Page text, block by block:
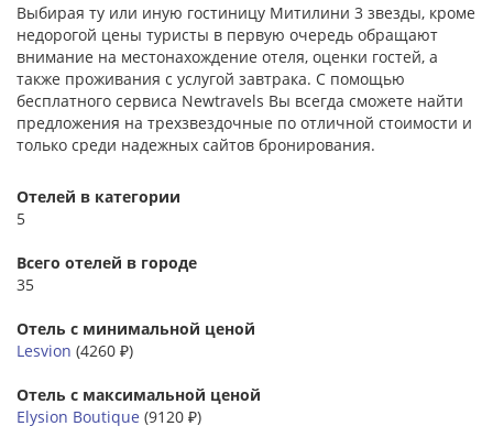
Выбирая ту или иную гостиницу Митилини 3 звезды, кроме
недорогой цены туристы в первую очередь обращают
внимание на местонахождение отеля, оценки гостей, а
также проживания с услугой завтрака. С помощью
бесплатного сервиса Newtravels Вы всегда сможете найти
предложения на трехзвездочные по отличной стоимости и
только среди надежных сайтов бронирования.
Отелей в категории
5
Всего отелей в городе
35
Отель с минимальной ценой
Lesvion (4260 ₽)
Отель с максимальной ценой
Elysion Boutique (9120 ₽)